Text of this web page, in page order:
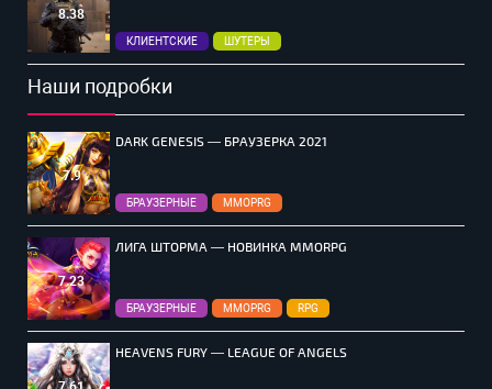
8.38
КЛИЕНТСКИЕ ШУТЕРЫ
Наши подробки
7.9
DARK GENESIS — БРАУЗЕРКА 2021
БРАУЗЕРНЫЕ MMOPRG
7.23
ЛИГА ШТОРМА — НОВИНКА MMORPG
БРАУЗЕРНЫЕ MMOPRG RPG
HEAVENS FURY — LEAGUE OF ANGELS